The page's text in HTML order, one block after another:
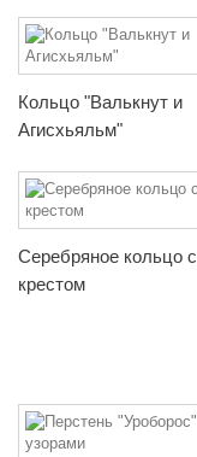
Кольцо "Валькнут и
Агисхьяльм"
Серебряное кольцо с
крестом